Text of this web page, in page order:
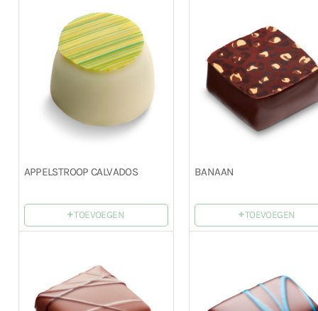
APPELSTROOP CALVADOS
+TOEVOEGEN
BANAAN
+TOEVOEGEN